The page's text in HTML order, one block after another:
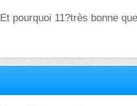
Et pourquoi 11?très bonne